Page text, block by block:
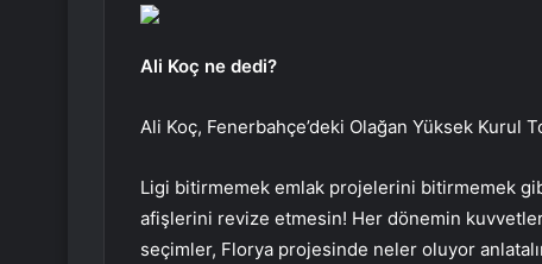
Ali Koç ne dedi?
Ali Koç, Fenerbahçe’deki Olağan Yüksek Kurul
Ligi bitirmemek emlak projelerini bitirmemek
afişlerini revize etmesin! Her dönemin
seçimler, Florya projesinde neler oluyor